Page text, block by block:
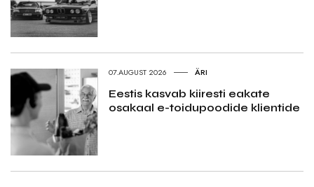
07.AUGUST 2026 ÄRI
Eestis kasvab kiiresti eakate
osakaal e-toidupoodide klientide